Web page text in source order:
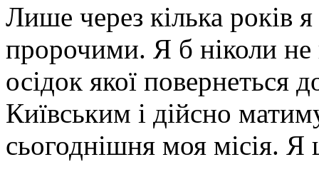
Лише через кілька років
пророчими. Я б ніколи
осідок якої повернеться
Київським і дійсно
сьогоднішня моя місія.